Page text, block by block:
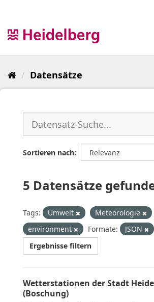
Datensätze
Sortieren nach
5 Datensätze
Tags: Umwelt Meteorologie
environment
Formate:
JSON
Ergebnisse filtern
Wetterstationen der Stadt
(Boschung)